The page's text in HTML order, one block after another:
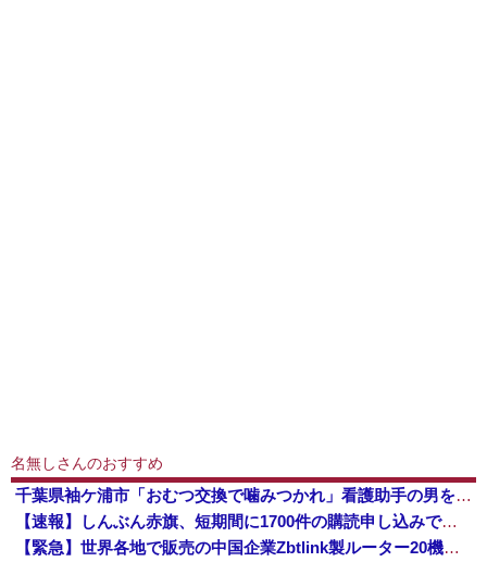
名無しさんのおすすめ
千葉県袖ケ浦市「おむつ交換で噛みつかれ」看護助手の男を逮捕 90歳入院患者の顔や腹を殴るなどケガさせた疑い [8/6]
【速報】しんぶん赤旗、短期間に1700件の購読申し込みで嬉し泣き→「うそでーす」虚偽申し込みと判明→ 共産党が刑事告訴「厳重な処罰を求める」
【緊急】世界各地で販売の中国企業Zbtlink製ルーター20機種にバックドア、外部から完全制御のおそれ